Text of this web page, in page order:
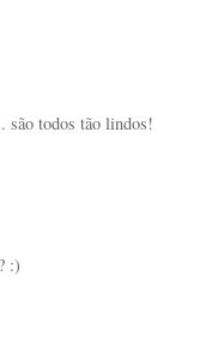
são todos tão lindos!
:)